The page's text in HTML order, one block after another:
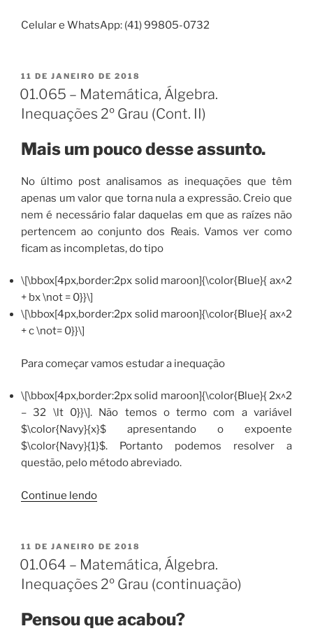
Celular e WhatsApp: (41) 99805-0732
PUBLICADO
EM
11 DE JANEIRO DE 2018
01.065 – Matemática, Álgebra.
Inequações 2º Grau (Cont. II)
Mais um pouco desse assunto.
No último post analisamos as inequações que têm
apenas um valor que torna nula a expressão. Creio que
nem é necessário falar daquelas em que as raízes não
pertencem ao conjunto dos Reais. Vamos ver como
ficam as incompletas, do tipo
\[\bbox[4px,border:2px solid maroon]{\color{Blue}{ ax^2
+ bx \not = 0}}\]
\[\bbox[4px,border:2px solid maroon]{\color{Blue}{ ax^2
+ c \not= 0}}\]
Para começar vamos estudar a inequação
\[\bbox[4px,border:2px solid maroon]{\color{Blue}{ 2x^2
– 32 \lt 0}}\]. Não temos o termo com a variável
$\color{Navy}{x}$ apresentando o expoente
$\color{Navy}{1}$. Portanto podemos resolver a
questão, pelo método abreviado.
Continue lendo“01.065
Álgebra.
Inequações
2º
II)”
PUBLICADO
EM
11 DE JANEIRO DE 2018
01.064 – Matemática, Álgebra.
Inequações 2º Grau (continuação)
Pensou que acabou?